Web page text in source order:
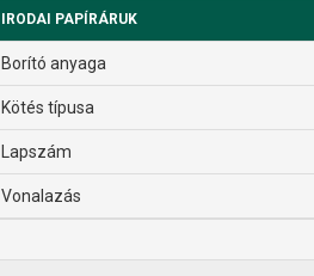
IRODAI PAPÍRÁRUK
Borító anyaga
Kötés típusa
Lapszám
Vonalazás